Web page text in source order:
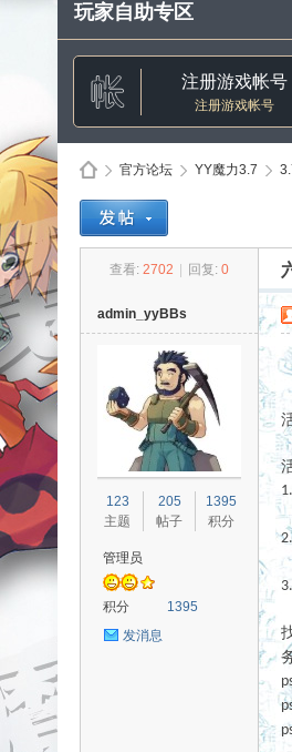
玩家自助专区
注册游戏帐号
注册游戏帐号
官方论坛 YY魔力3.7
查看: 2702 回复: 0
admin_yyBBs
123
主题
205
帖子
1395
积分
管理员
积分
1395
发消息
1.
2.
3.